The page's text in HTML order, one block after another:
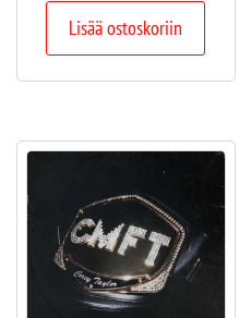
Lisää ostoskoriin